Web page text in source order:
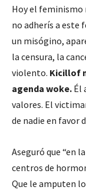
Hoy el feminismo
no adherís a este
un misógino,
la censura, la
violento. Kicillof
agenda woke. Él
valores. El
de nadie en favor
Aseguró que “en
centros de
Que le amputen